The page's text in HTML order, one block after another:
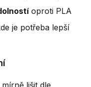
oproti PLA
je potřeba lepší